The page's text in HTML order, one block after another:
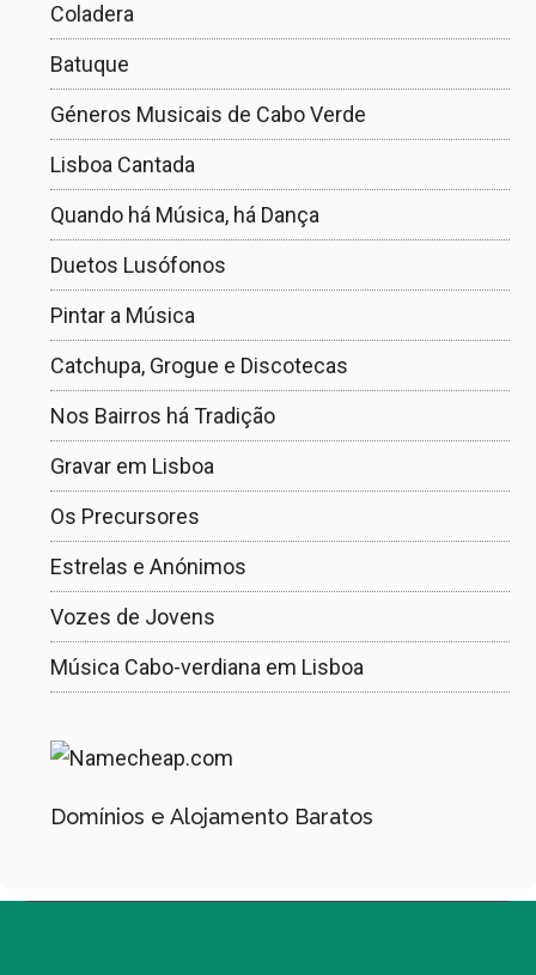
Coladera
Batuque
Géneros Musicais de Cabo Verde
Lisboa Cantada
Quando há Música, há Dança
Duetos Lusófonos
Pintar a Música
Catchupa, Grogue e Discotecas
Nos Bairros há Tradição
Gravar em Lisboa
Os Precursores
Estrelas e Anónimos
Vozes de Jovens
Música Cabo-verdiana em Lisboa
Domínios e Alojamento Baratos